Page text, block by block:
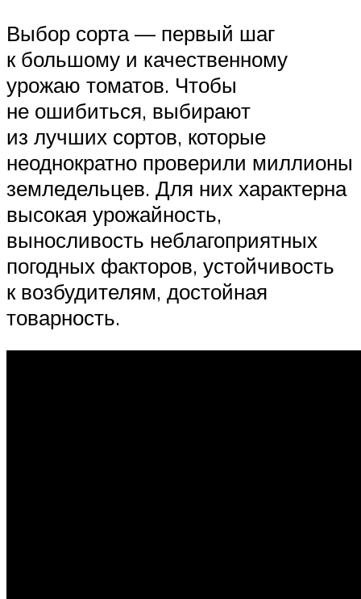
Выбор сорта — первый шаг
к большому и качественному
урожаю томатов. Чтобы
не ошибиться, выбирают
из лучших сортов, которые
неоднократно проверили миллионы
земледельцев. Для них характерна
высокая урожайность,
выносливость неблагоприятных
погодных факторов, устойчивость
к возбудителям, достойная
товарность.